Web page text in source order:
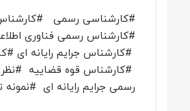
#کارشناسی رسمی #کارشناس
#کارشناس رسمی فناوری
#کارشناس جرایم رایانه
#کارشناس قوه قضاییه
رسمی جرایم رایانه ای